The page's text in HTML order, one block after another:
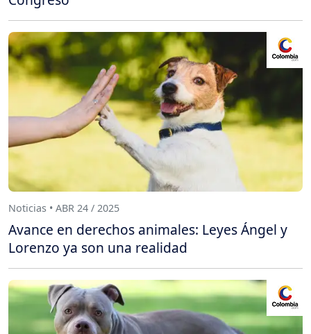
Noticias • ABR 24 / 2025
Avance en derechos animales: Leyes Ángel y
Lorenzo ya son una realidad